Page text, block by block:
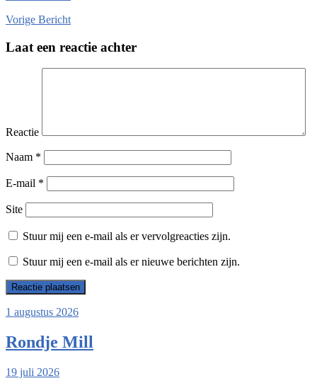
Vorige Bericht
Laat een reactie achter
Reactie
Naam *
E-mail *
Site
Stuur mij een e-mail als er vervolgreacties zijn.
Stuur mij een e-mail als er nieuwe berichten zijn.
1 augustus 2026
Rondje Mill
19 juli 2026